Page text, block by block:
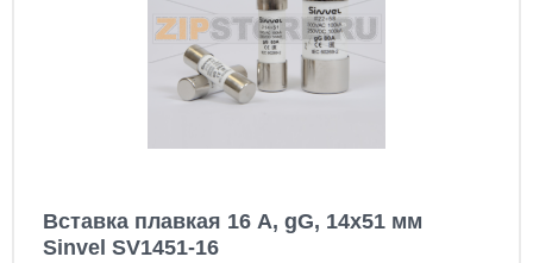
Вставка плавкая 16 А, gG, 14x51 мм
Sinvel SV1451-16